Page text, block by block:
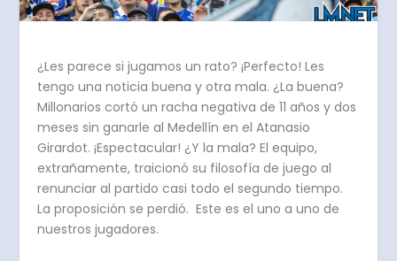
¿Les parece si jugamos un rato? ¡Perfecto! Les
tengo una noticia buena y otra mala. ¿La buena?
Millonarios cortó un racha negativa de 11 años y dos
meses sin ganarle al Medellín en el Atanasio
Girardot. ¡Espectacular! ¿Y la mala? El equipo,
extrañamente, traicionó su filosofía de juego al
renunciar al partido casi todo el segundo tiempo.
La proposición se perdió. Este es el uno a uno de
nuestros jugadores.